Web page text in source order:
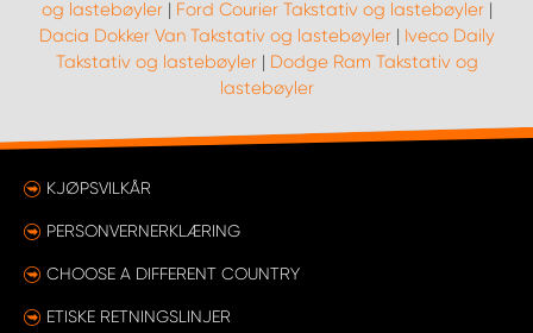
og lastebøyler| Ford Courier Takstativ og lastebøyler|
Dacia Dokker Van Takstativ og lastebøyler| Iveco Daily
Takstativ og lastebøyler| Dodge Ram Takstativ og
lastebøyler
KJØPSVILKÅR
PERSONVERNERKLÆRING
CHOOSE A DIFFERENT COUNTRY
ETISKE RETNINGSLINJER